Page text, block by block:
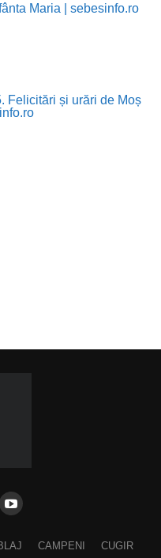
Maria | sebesinfo.ro
Felicitări și urări de Moș
CAMPENI CUGIR